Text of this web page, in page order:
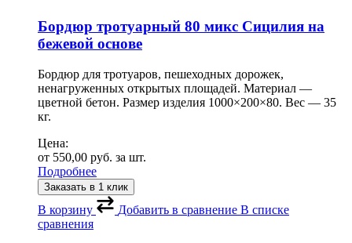
Бордюр тротуарный 80 микс Сицилия на
бежевой основе
Бордюр для тротуаров, пешеходных дорожек,
ненагруженных открытых площадей. Материал —
цветной бетон. Размер изделия 1000×200×80. Вес — 35
кг.
Цена:
от 550,00 руб. за шт.
Подробнее
Заказать в 1 клик
В корзину Добавить в сравнение В списке
сравнения